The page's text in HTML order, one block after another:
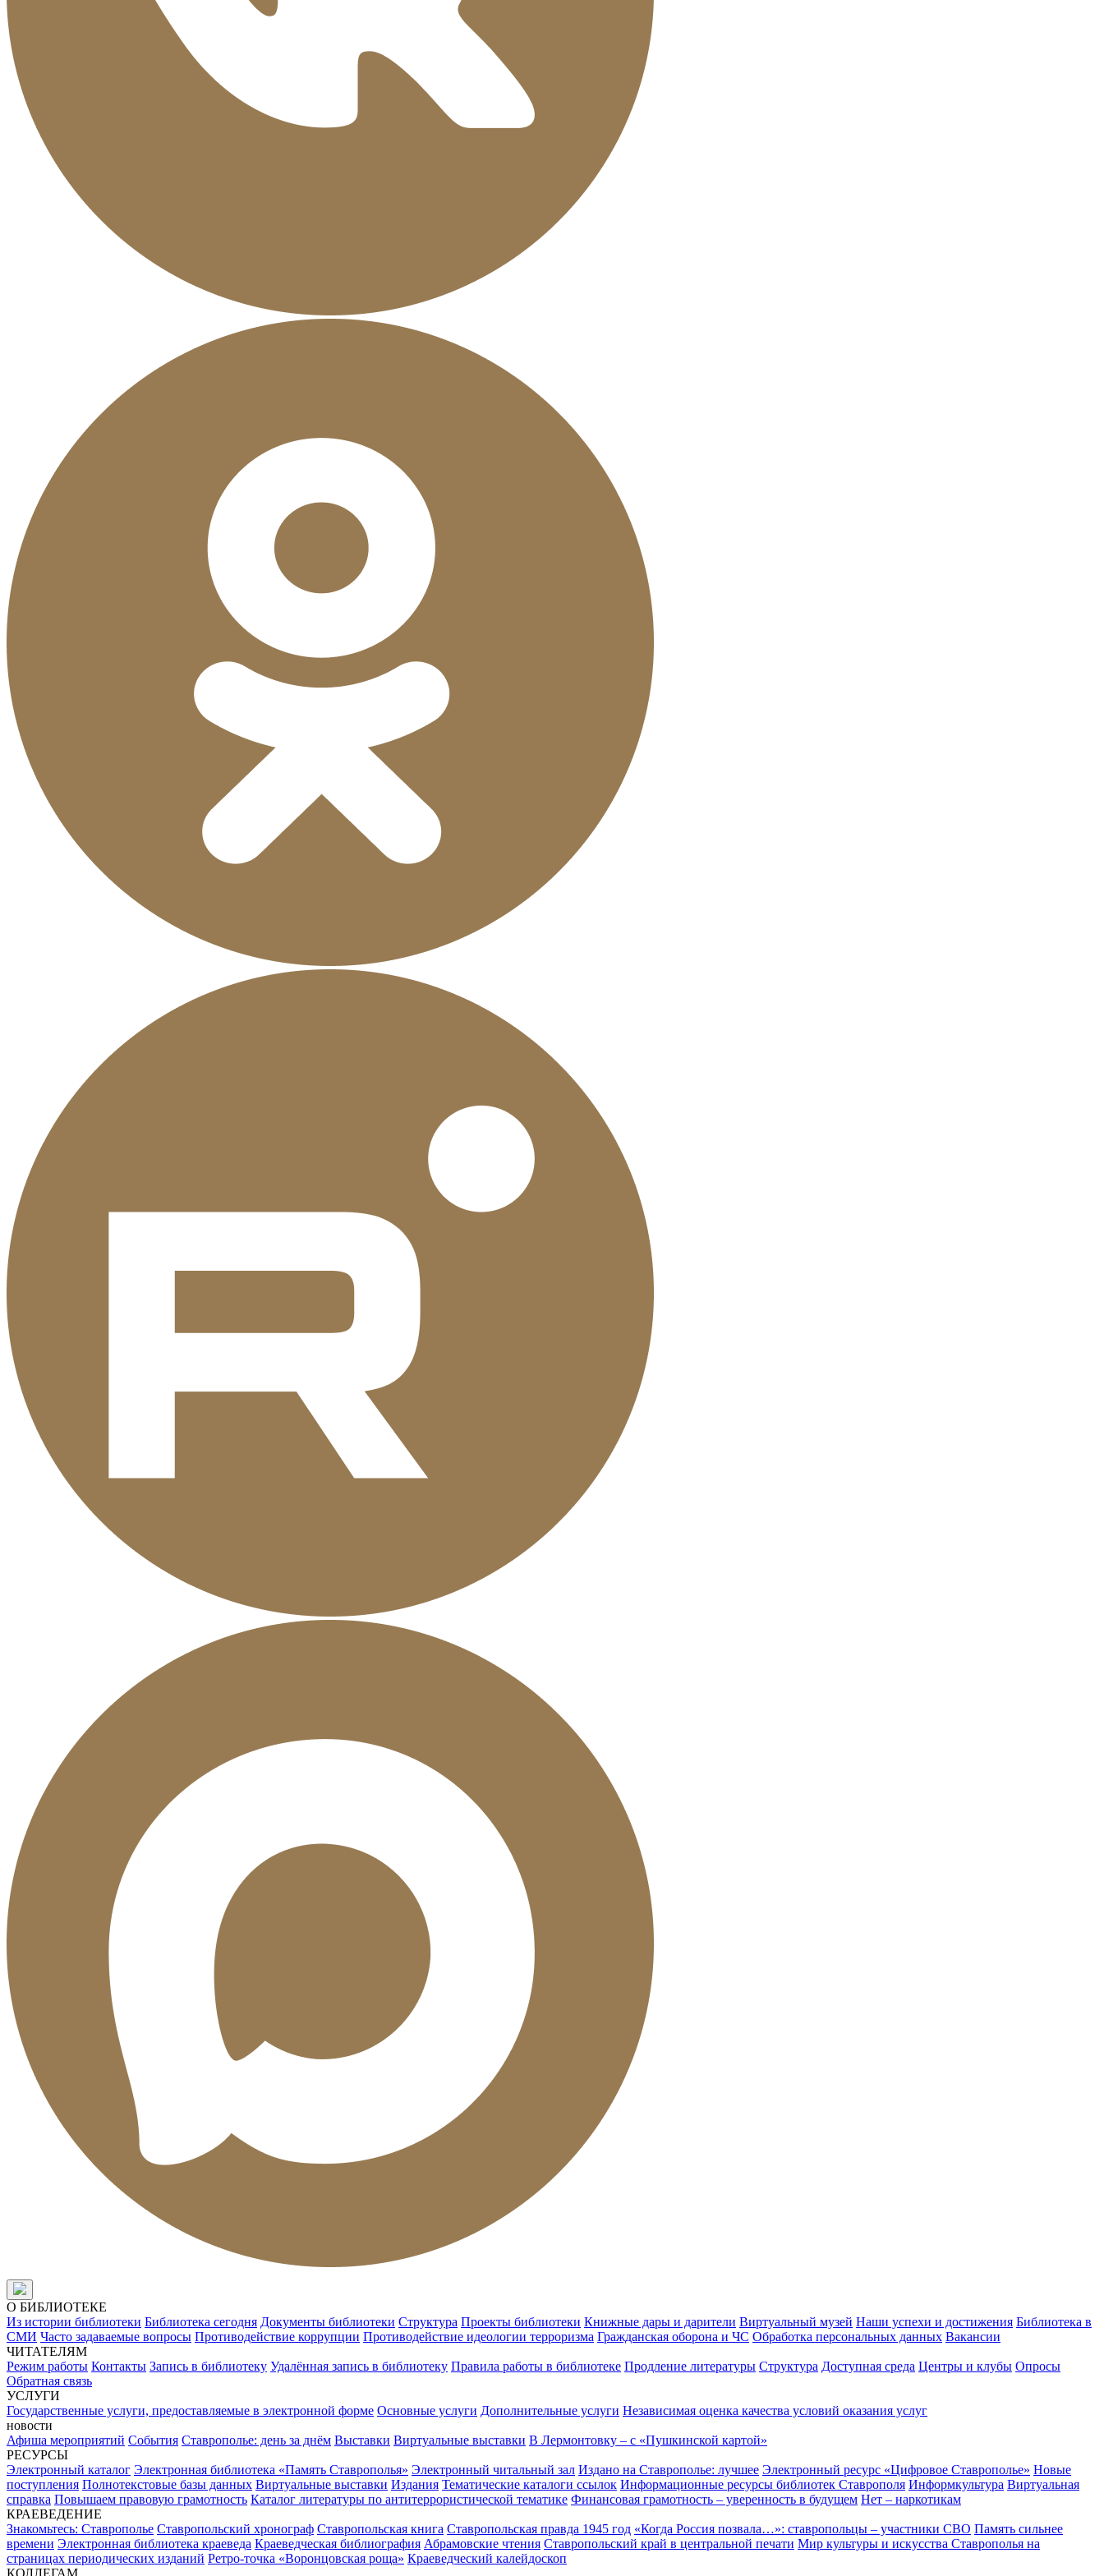
О БИБЛИОТЕКЕ
Из истории библиотеки Библиотека сегодня Документы библиотеки Структура Проекты библиотеки Книжные дары и дарители Виртуальный музей Наши успехи и достижения Библиотека в
СМИ Часто задаваемые вопросы Противодействие коррупции Противодействие идеологии терроризма Гражданская оборона и ЧС Обработка персональных данных Вакансии
ЧИТАТЕЛЯМ
Режим работы Контакты Запись в библиотеку Удалённая запись в библиотеку Правила работы в библиотеке Продление литературы Структура Доступная среда Центры и клубы Опросы
Обратная связь
УСЛУГИ
Государственные услуги, предоставляемые в электронной форме Основные услуги Дополнительные услуги Независимая оценка качества условий оказания услуг
новости
Афиша мероприятий События Ставрополье: день за днём Выставки Виртуальные выставки В Лермонтовку – с «Пушкинской картой»
РЕСУРСЫ
Электронный каталог Электронная библиотека «Память Ставрополья» Электронный читальный зал Издано на Ставрополье: лучшее Электронный ресурс «Цифровое Ставрополье» Новые
поступления Полнотекстовые базы данных Виртуальные выставки Издания Тематические каталоги ссылок Информационные ресурсы библиотек Ставрополя Информкультура Виртуальная
справка Повышаем правовую грамотность Каталог литературы по антитеррористической тематике Финансовая грамотность – уверенность в будущем Нет – наркотикам
КРАЕВЕДЕНИЕ
Знакомьтесь: Ставрополье Ставропольский хронограф Ставропольская книга Ставропольская правда 1945 год «Когда Россия позвала…»: ставропольцы – участники СВО Память сильнее
времени Электронная библиотека краеведа Краеведческая библиография Абрамовские чтения Ставропольский край в центральной печати Мир культуры и искусства Ставрополья на
страницах периодических изданий Ретро-точка «Воронцовская роща» Краеведческий калейдоскоп
КОЛЛЕГАМ